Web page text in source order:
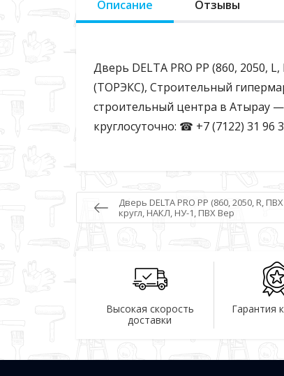
Описание Отзывы
Дверь DELTA PRO PP (860, 2050,
(ТОРЭКС), Строительный
строительный центра в Атырау
круглосуточно: ☎ +7 (7122) 31 96
Дверь DELTA PRO PP (860, 2050, R,
кругл, НАКЛ, НУ-1, ПВХ Вер
Высокая скорость
доставки
Гарантия